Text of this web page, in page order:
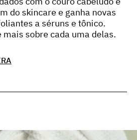
do skincare e ganha novas
a séruns e tônico.
mais sobre cada uma delas.